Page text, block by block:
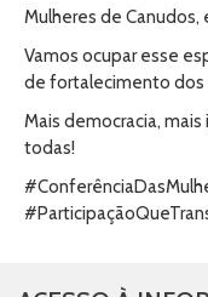
Mulheres de
Vamos ocupar esse
de fortalecimento dos
Mais democracia,
todas!